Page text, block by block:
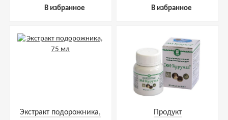
В избранное В избранное
Экстракт подорожника,
Продукт